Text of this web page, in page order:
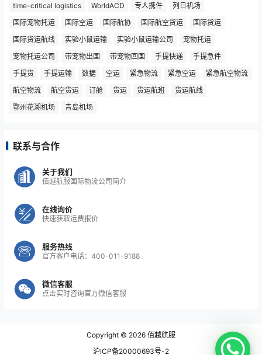
time-critical logistics
WorldACD 专人携件
列日机场
国际宠物托运
国际空运 国际航协 国际航空货运
国际货运
国际货运航线
实验小鼠运输 实验小鼠运输公司
宠物托运
宠物托运公司
带宠物出国 带宠物回国 手提快递
手提急件
手提货
手提运输 数据 空运 紧急物流 紧急空运
紧急航空物流
航空物流
航空货运 订舱 货运 货运航班
货运航线
鄂州花湖机场
青岛机场
联系与合作
关于我们
佰越航服国际物流公司简介
在线询价
快速获取运费报价
服务热线
官方客户电话：400-011-9188
微信客服
点击实时咨询官方微信客服
Copyright © 2026 佰越航服
沪ICP备20000693号-2